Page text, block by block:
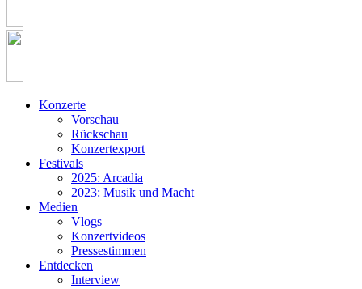
Konzerte
Vorschau
Rückschau
Konzertexport
Festivals
2025: Arcadia
2023: Musik und Macht
Medien
Vlogs
Konzertvideos
Pressestimmen
Entdecken
Interview